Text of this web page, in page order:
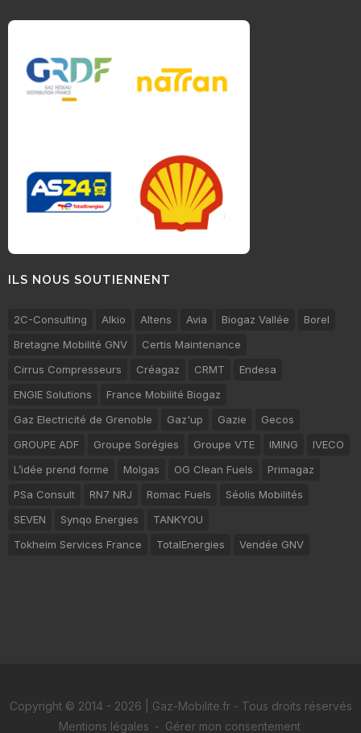
ILS NOUS SOUTIENNENT
2C-Consulting Alkio Altens Avia Biogaz Vallée
Borel
Bretagne Mobilité GNV
Certis Maintenance
Cirrus Compresseurs
Créagaz CRMT
Endesa
ENGIE Solutions
France Mobilité Biogaz
Gaz Electricité de Grenoble
Gaz'up Gazie
Gecos
GROUPE ADF
Groupe Sorégies Groupe VTE IMING
IVECO
L’idée prend forme
Molgas OG Clean Fuels
Primagaz
PSa Consult
RN7 NRJ Romac Fuels
Séolis Mobilités
SEVEN
Synqo Energies
TANKYOU
Tokheim Services France
TotalEnergies Vendée GNV
Copyright © 2014 - 2026 | Gaz-Mobilite.fr - Tous droits réservés
Mentions légales - Gérer mon consentement